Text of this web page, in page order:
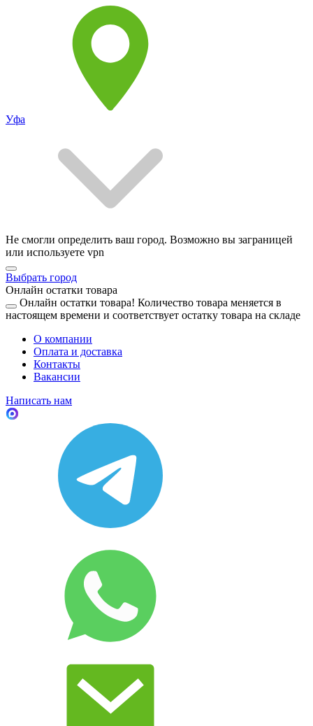
Уфа
Не смогли определить ваш город. Возможно вы заграницей
или используете vpn
Выбрать город
Онлайн остатки товара
Онлайн остатки товара! Количество товара меняется в
настоящем времени и соответствует остатку товара на складе
О компании
Оплата и доставка
Контакты
Вакансии
Написать нам